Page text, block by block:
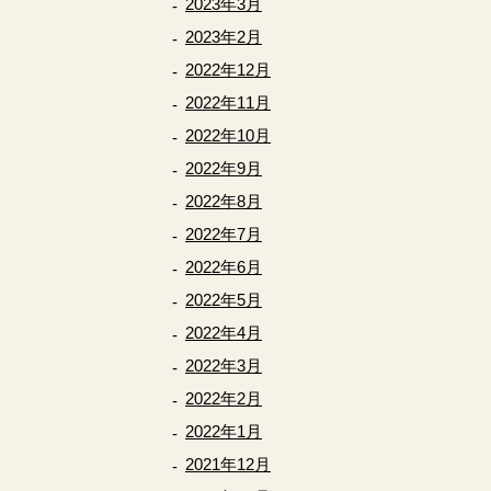
2023年3月
2023年2月
2022年12月
2022年11月
2022年10月
2022年9月
2022年8月
2022年7月
2022年6月
2022年5月
2022年4月
2022年3月
2022年2月
2022年1月
2021年12月